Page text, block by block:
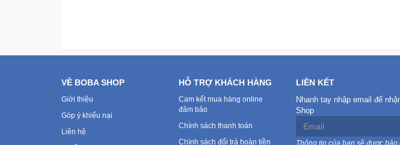
VỀ BOBA SHOP
Giới thiệu
Góp ý khiếu nại
Liên hệ
HỖ TRỢ KHÁCH HÀNG
Cam kết mua hàng online
đảm bảo
Chính sách thanh toán
Chính sách đổi trả hoàn tiền
LIÊN KẾT
Nhanh tay nhập email để
Shop
Thông tin của bạn sẽ được